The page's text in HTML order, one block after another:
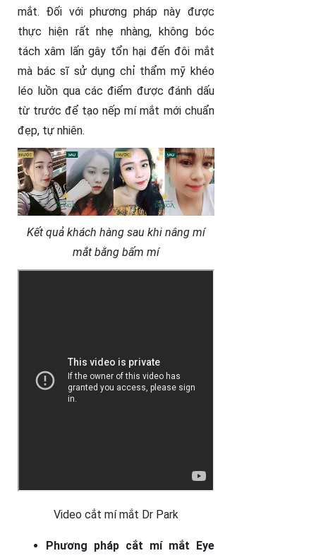
mắt. Đối với phương pháp này được
thực hiện rất nhẹ nhàng, không bóc
tách xâm lấn gây tổn hại đến đôi mắt
mà bác sĩ sử dụng chỉ thẩm mỹ khéo
léo luồn qua các điểm được đánh dấu
từ trước để tạo nếp mí mắt mới chuẩn
đẹp, tự nhiên.
Kết quả khách hàng sau khi nâng mí
mắt bằng bấm mí
Video cắt mí mắt Dr Park
Phương pháp cắt mí mắt Eye